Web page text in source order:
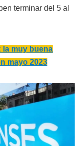
terminar del 5 al
la muy buena
mayo 2023